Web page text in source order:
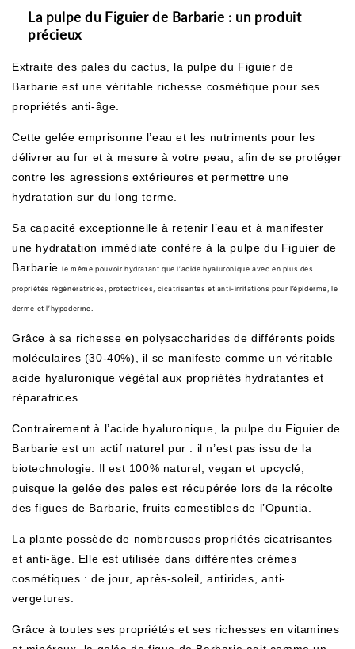
La pulpe du Figuier de Barbarie : un produit
précieux
Extraite des pales du cactus, la pulpe du Figuier de
Barbarie est une véritable richesse cosmétique pour ses
propriétés anti-âge.
Cette gelée emprisonne l’eau et les nutriments pour les
délivrer au fur et à mesure à votre peau, afin de se protéger
contre les agressions extérieures et permettre une
hydratation sur du long terme.
Sa capacité exceptionnelle à retenir l’eau et à manifester
une hydratation immédiate confère à la pulpe du Figuier de
Barbariele même pouvoir hydratant que l’acide hyaluronique avec en plus des
propriétés régénératrices, protectrices, cicatrisantes et anti-irritations pour l’épiderme, le
derme et l’hypoderme.
Grâce à sa richesse en polysaccharides de différents poids
moléculaires (30-40%), il se manifeste comme un véritable
acide hyaluronique végétal aux propriétés hydratantes et
réparatrices.
Contrairement à l’acide hyaluronique, la pulpe du Figuier de
Barbarieest un actif naturel pur : il n’est pas issu de la
biotechnologie. Il est 100% naturel, vegan et upcyclé,
puisque la gelée des pales est récupérée lors de la récolte
des figues de Barbarie, fruits comestibles de l’Opuntia.
La plante possède de nombreuses propriétés cicatrisantes
et anti-âge. Elle est utilisée dans différentes crèmes
cosmétiques : de jour, après-soleil, antirides, anti-
vergetures.
Grâce à toutes ses propriétés et ses richesses en vitamines